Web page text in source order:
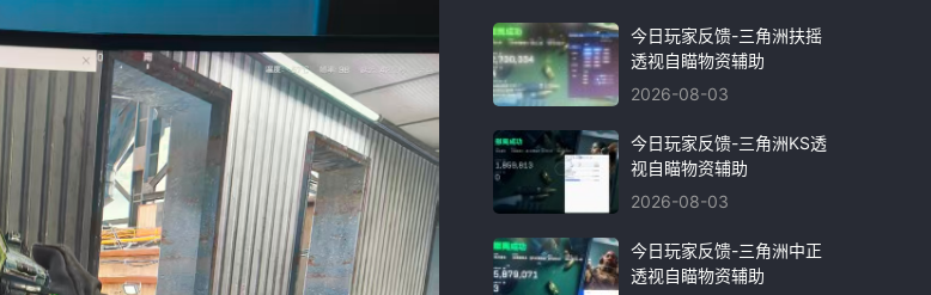
今日玩家反馈-三角洲扶摇
透视自瞄物资辅助
2026-08-03
今日玩家反馈-三角洲KS透
视自瞄物资辅助
2026-08-03
今日玩家反馈-三角洲中正
透视自瞄物资辅助